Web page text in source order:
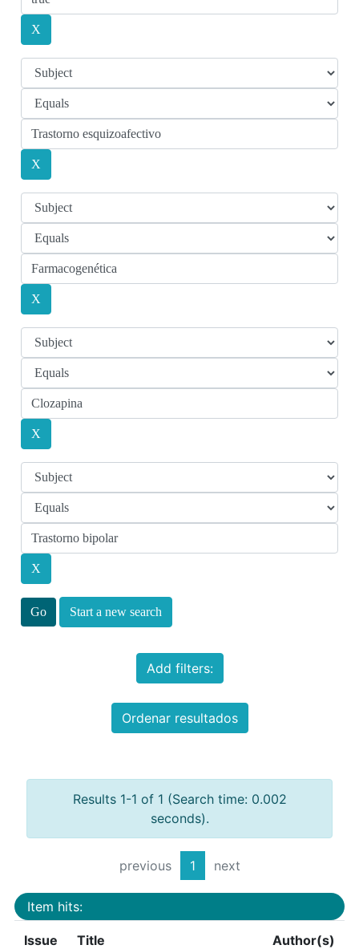
Start a new search
Add filters:
Ordenar resultados
Results 1-1 of 1 (Search time: 0.002
seconds).
previous 1 next
Item hits:
Issue
Title Author(s)